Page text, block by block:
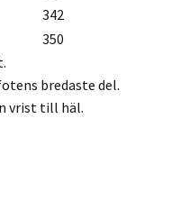
342
350
bredaste del.
vrist till häl.